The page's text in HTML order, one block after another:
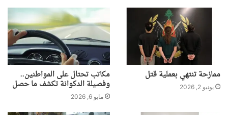
ممازحة تنتهي بعملية قتل
يونيو 2, 2026
مكاتب تحتال على المواطنين..
وفصيلة الدكوانة تكشف ما حصل
مايو 6, 2026